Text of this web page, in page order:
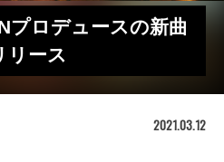
プロデュースの新曲
リース
2021.03.12